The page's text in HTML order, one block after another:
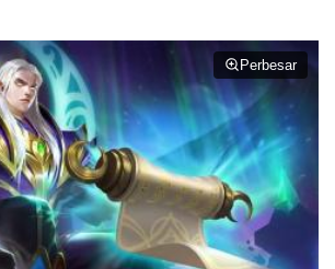
Perbesar